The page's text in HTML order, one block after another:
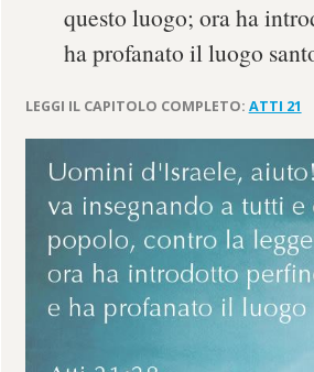
questo luogo; ora ha
ha profanato il luogo
LEGGI IL CAPITOLO COMPLETO: ATTI 21